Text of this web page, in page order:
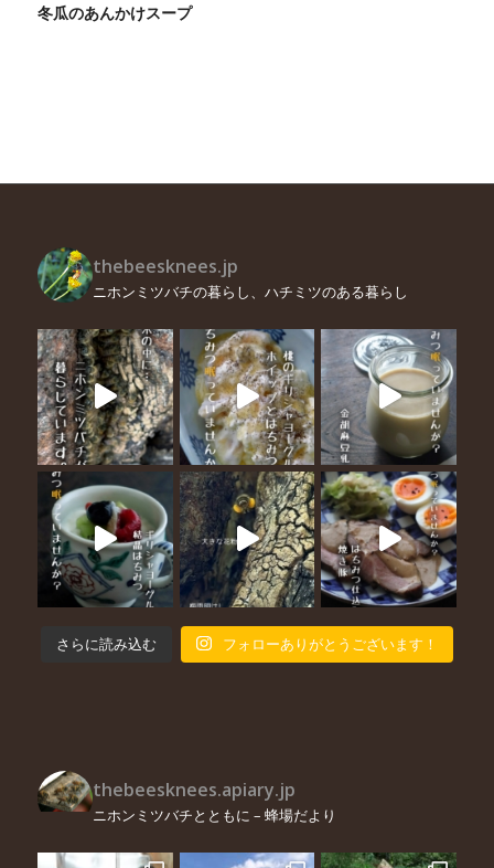
冬瓜のあんかけスープ
thebeesknees.jp
ニホンミツバチの暮らし、ハチミツのある暮らし
さらに読み込む フォローありがとうございます！
thebeesknees.apiary.jp
ニホンミツバチとともに – 蜂場だより